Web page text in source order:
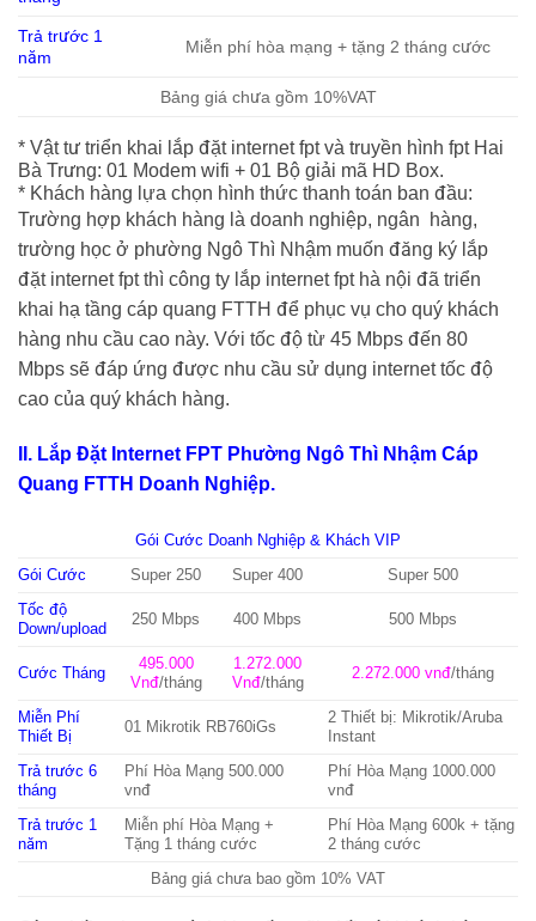
Trả trước 1
năm
Miễn phí hòa mạng + tặng 2 tháng cước
Bảng giá chưa gồm 10%VAT
* Vật tư triển khai lắp đặt internet fpt và truyền hình fpt Hai
Bà Trưng: 01 Modem wifi + 01 Bộ giải mã HD Box.
* Khách hàng lựa chọn hình thức thanh toán ban đầu:
Trường hợp khách hàng là doanh nghiệp, ngân hàng,
trường học ở phường Ngô Thì Nhậm muốn đăng ký lắp
đặt internet fpt thì công ty lắp internet fpt hà nội đã triển
khai hạ tầng cáp quang FTTH để phục vụ cho quý khách
hàng nhu cầu cao này. Với tốc độ từ 45 Mbps đến 80
Mbps sẽ đáp ứng được nhu cầu sử dụng internet tốc độ
cao của quý khách hàng.
II. Lắp Đặt Internet FPT Phường Ngô Thì Nhậm Cáp
Quang FTTH Doanh Nghiệp.
Gói Cước Doanh Nghiệp & Khách VIP
Gói Cước Super 250 Super 400 Super 500
Tốc độ
Down/upload
250 Mbps 400 Mbps 500 Mbps
Cước Tháng
495.000
Vnđ/tháng
1.272.000
Vnđ/tháng
2.272.000 vnđ/tháng
Miễn Phí
Thiết Bị
01 Mikrotik RB760iGs
2 Thiết bị: Mikrotik/Aruba
Instant
Trả trước 6
tháng
Phí Hòa Mạng 500.000
vnđ
Phí Hòa Mạng 1000.000
vnđ
Trả trước 1
năm
Miễn phí Hòa Mạng +
Tặng 1 tháng cước
Phí Hòa Mạng 600k + tặng
2 tháng cước
Bảng giá chưa bao gồm 10% VAT